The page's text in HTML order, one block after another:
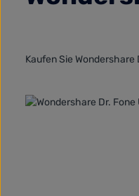
Kaufen Sie
Bildergalerie